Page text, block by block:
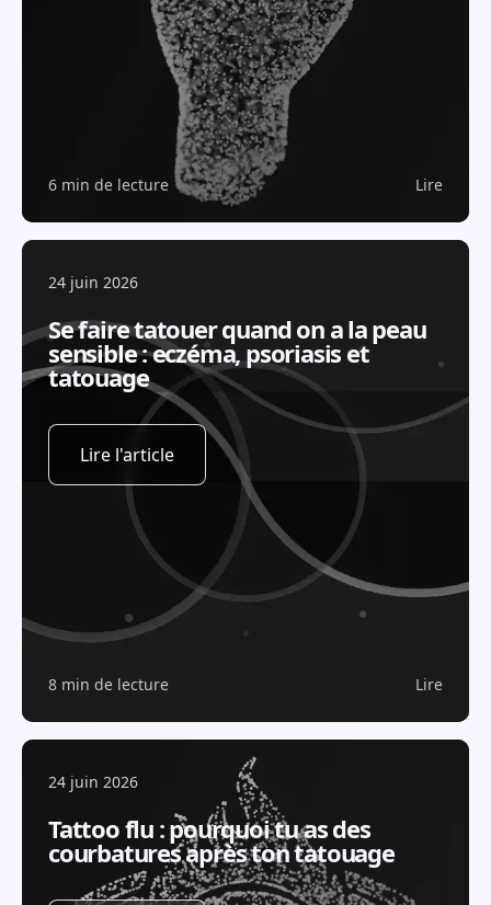
6 min de lecture Lire
24 juin 2026
Se faire tatouer quand on a la peau
sensible : eczéma, psoriasis et
tatouage
Lire l'article
8 min de lecture Lire
24 juin 2026
Tattoo flu : pourquoi tu as des
courbatures après ton tatouage